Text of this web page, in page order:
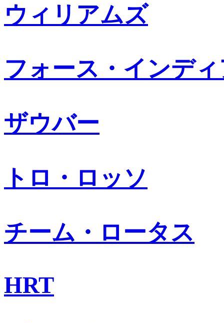
ウィリアムズ
フォース・インデ
ザウバー
トロ・ロッソ
チーム・ロータス
HRT